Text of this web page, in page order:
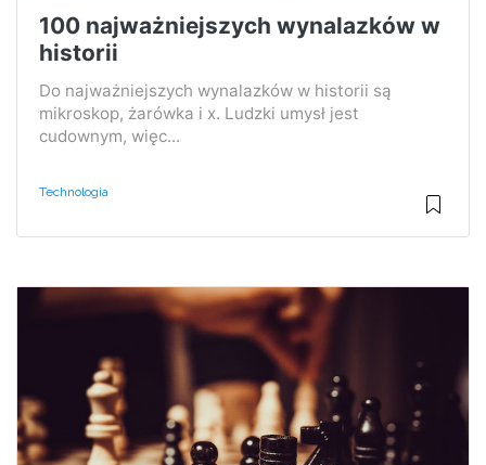
100 najważniejszych wynalazków w
historii
Do najważniejszych wynalazków w historii są
mikroskop, żarówka i x. Ludzki umysł jest
cudownym, więc...
Technologia